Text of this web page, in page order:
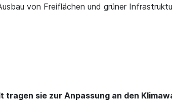
von Freiflächen und grüner
sie zur Anpassung an den